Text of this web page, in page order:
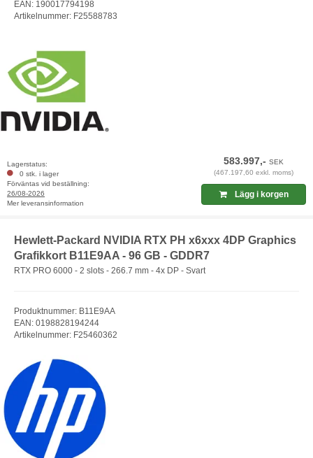
EAN: 190017794198
Artikelnummer: F25588783
Lagerstatus:
0 stk. i lager
Förväntas vid beställning:
26/08-2026
Mer leveransinformation
583.997,-SEK
(467.197,60 exkl. moms)
Lägg i korgen
Hewlett-Packard NVIDIA RTX PH x6xxx 4DP Graphics
Grafikkort B11E9AA - 96 GB - GDDR7
RTX PRO 6000 - 2 slots - 266.7 mm - 4x DP - Svart
Produktnummer: B11E9AA
EAN: 0198828194244
Artikelnummer: F25460362